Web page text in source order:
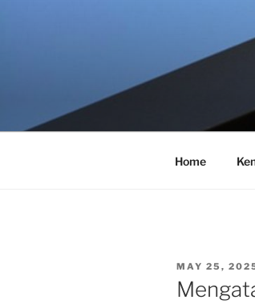
Home
POSTED
ON
MAY 25,